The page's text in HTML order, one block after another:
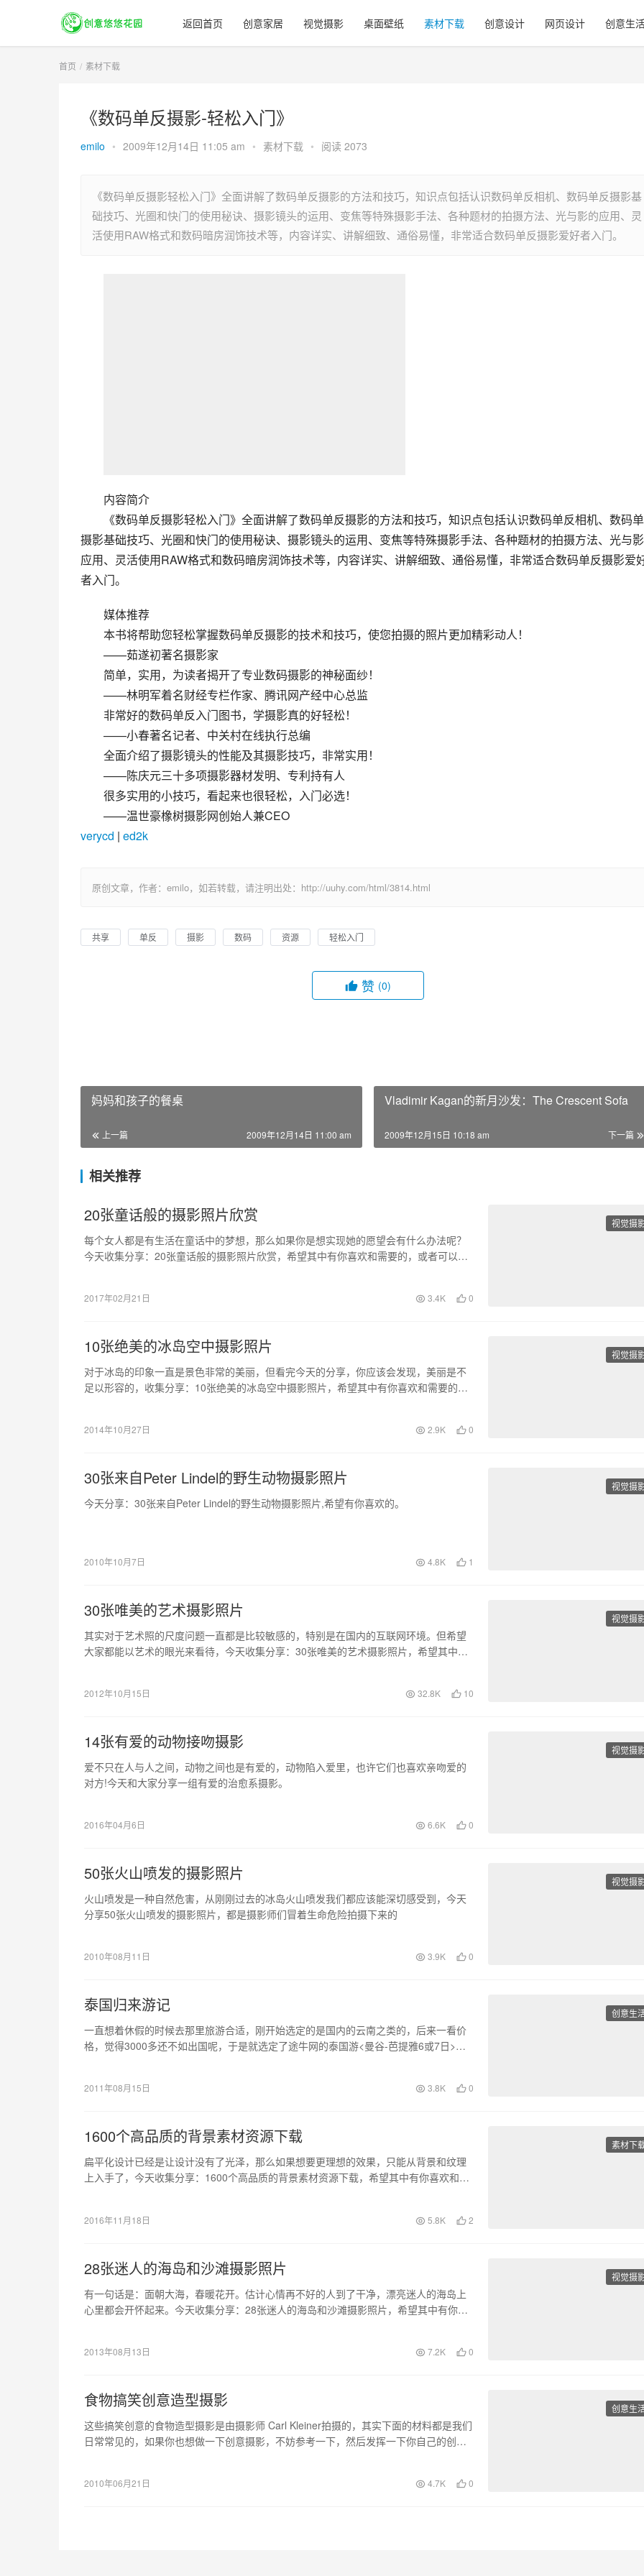
返回首页 创意家居 视觉摄影 桌面壁纸 素材下载 创意设计 网页设计 创意生
首页 素材下载
《数码单反摄影-轻松入门》
emilo • 2009年12月14日 11:05 am • 素材下载 • 阅读 2073
《数码单反摄影轻松入门》全面讲解了数码单反摄影的方法和技巧，知识点包括认识数码单反相机、数码单反摄影基
础技巧、光圈和快门的使用秘诀、摄影镜头的运用、变焦等特殊摄影手法、各种题材的拍摄方法、光与影的应用、灵
活使用RAW格式和数码暗房润饰技术等，内容详实、讲解细致、通俗易懂，非常适合数码单反摄影爱好者入门。
内容简介
《数码单反摄影轻松入门》全面讲解了数码单反摄影的方法和技巧，知识点包括认识数码单反相机、数码
摄影基础技巧、光圈和快门的使用秘诀、摄影镜头的运用、变焦等特殊摄影手法、各种题材的拍摄方法、光与
应用、灵活使用RAW格式和数码暗房润饰技术等，内容详实、讲解细致、通俗易懂，非常适合数码单反摄影爱
者入门。
媒体推荐
本书将帮助您轻松掌握数码单反摄影的技术和技巧，使您拍摄的照片更加精彩动人！
——茹遂初著名摄影家
简单，实用，为读者揭开了专业数码摄影的神秘面纱！
——林明军着名财经专栏作家、腾讯网产经中心总监
非常好的数码单反入门图书，学摄影真的好轻松！
——小春著名记者、中关村在线执行总编
全面介绍了摄影镜头的性能及其摄影技巧，非常实用！
——陈庆元三十多项摄影器材发明、专利持有人
很多实用的小技巧，看起来也很轻松，入门必选！
——温世豪橡树摄影网创始人兼CEO
verycd | ed2k
原创文章，作者：emilo，如若转载，请注明出处：http://uuhy.com/html/3814.html
共享 单反 摄影 数码 资源 轻松入门
赞 (0)
妈妈和孩子的餐桌
上一篇 2009年12月14日 11:00 am
Vladimir Kagan的新月沙发：The Crescent Sofa
下一篇
2009年12月15日 10:18 am
相关推荐
视觉摄
20张童话般的摄影照片欣赏
每个女人都是有生活在童话中的梦想，那么如果你是想实现她的愿望会有什么办法呢？
今天收集分享：20张童话般的摄影照片欣赏，希望其中有你喜欢和需要的，或者可以给
2017年02月21日 3.4K 0
视觉摄
10张绝美的冰岛空中摄影照片
对于冰岛的印象一直是景色非常的美丽，但看完今天的分享，你应该会发现，美丽是不
足以形容的，收集分享：10张绝美的冰岛空中摄影照片，希望其中有你喜欢和需要的，
2014年10月27日 2.9K 0
视觉摄
30张来自Peter Lindel的野生动物摄影照片
今天分享：30张来自Peter Lindel的野生动物摄影照片,希望有你喜欢的。
2010年10月7日 4.8K 1
视觉摄
30张唯美的艺术摄影照片
其实对于艺术照的尺度问题一直都是比较敏感的，特别是在国内的互联网环境。但希望
大家都能以艺术的眼光来看待，今天收集分享：30张唯美的艺术摄影照片，希望其中有
2012年10月15日 32.8K 10
视觉摄
14张有爱的动物接吻摄影
爱不只在人与人之间，动物之间也是有爱的，动物陷入爱里，也许它们也喜欢亲吻爱的
对方!今天和大家分享一组有爱的治愈系摄影。
2016年04月6日 6.6K 0
视觉摄
50张火山喷发的摄影照片
火山喷发是一种自然危害，从刚刚过去的冰岛火山喷发我们都应该能深切感受到，今天
分享50张火山喷发的摄影照片，都是摄影师们冒着生命危险拍摄下来的
2010年08月11日 3.9K 0
创意生
泰国归来游记
一直想着休假的时候去那里旅游合适，刚开始选定的是国内的云南之类的，后来一看价
格，觉得3000多还不如出国呢，于是就选定了途牛网的泰国游<曼谷-芭提雅6或7日>沙
2011年08月15日 3.8K 0
素材下
1600个高品质的背景素材资源下载
扁平化设计已经是让设计没有了光泽，那么如果想要更理想的效果，只能从背景和纹理
上入手了，今天收集分享：1600个高品质的背景素材资源下载，希望其中有你喜欢和需
2016年11月18日 5.8K 2
视觉摄
28张迷人的海岛和沙滩摄影照片
有一句话是：面朝大海，春暖花开。估计心情再不好的人到了干净，漂亮迷人的海岛上
心里都会开怀起来。今天收集分享：28张迷人的海岛和沙滩摄影照片，希望其中有你喜
2013年08月13日 7.2K 0
创意生
食物搞笑创意造型摄影
这些搞笑创意的食物造型摄影是由摄影师 Carl Kleiner拍摄的，其实下面的材料都是我们
日常常见的，如果你也想做一下创意摄影，不妨参考一下，然后发挥一下你自己的创意
2010年06月21日 4.7K 0